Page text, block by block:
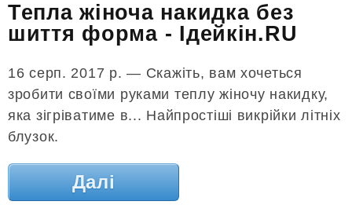
Тепла жіноча накидка без
шиття форма - Ідейкін.RU
16 серп. 2017 р. — Скажіть, вам хочеться
зробити своїми руками теплу жіночу накидку,
яка зігріватиме в... Найпростіші викрійки літніх
блузок.
Далі